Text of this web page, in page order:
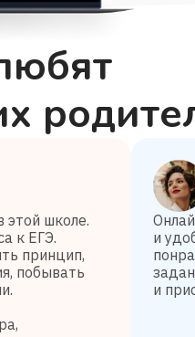
этой школе.
к ЕГЭ.
принцип,
побывать
и
и